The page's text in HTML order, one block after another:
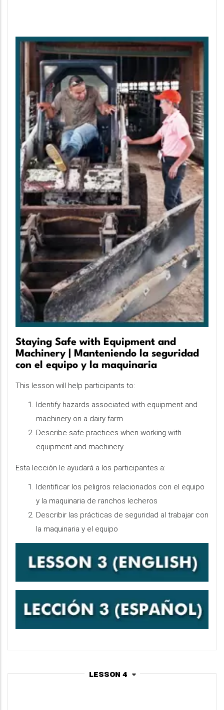
Staying Safe with Equipment and
Machinery | Manteniendo la seguridad
con el equipo y la maquinaria
This lesson will help participants to:
Identify hazards associated with equipment and
machinery on a dairy farm
Describe safe practices when working with
equipment and machinery
Esta lección le ayudará a los participantes a:
Identificar los peligros relacionados con el equipo
y la maquinaria de ranchos lecheros
Describir las prácticas de seguridad al trabajar con
la maquinaria y el equipo
Lesson 4